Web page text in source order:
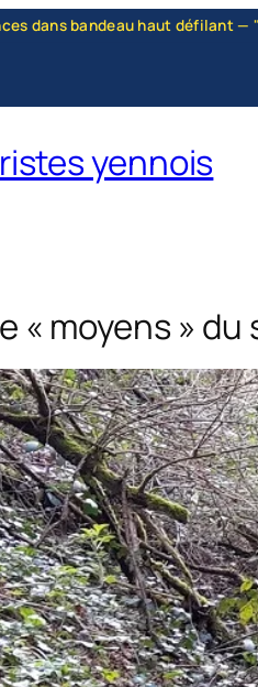
haut défilant — "La vie, c'est
yennois
« moyens » du